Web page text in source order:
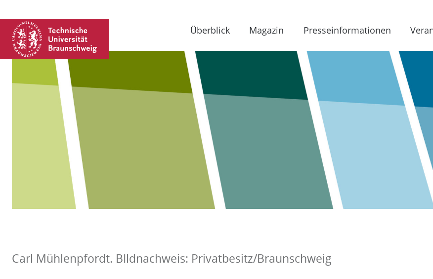
Überblick Magazin Presseinformationen
Carl Mühlenpfordt. BIldnachweis: Privatbesitz/Braunschweig